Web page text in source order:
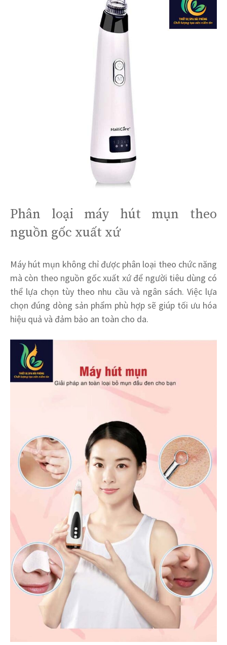
Phân loại máy hút mụn theo
nguồn gốc xuất xứ
Máy hút mụn không chỉ được phân loại theo chức năng
mà còn theo nguồn gốc xuất xứ để người tiêu dùng có
thể lựa chọn tùy theo nhu cầu và ngân sách. Việc lựa
chọn đúng dòng sản phẩm phù hợp sẽ giúp tối ưu hóa
hiệu quả và đảm bảo an toàn cho da.